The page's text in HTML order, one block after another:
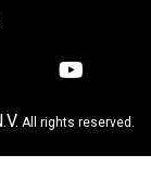
All rights reserved.